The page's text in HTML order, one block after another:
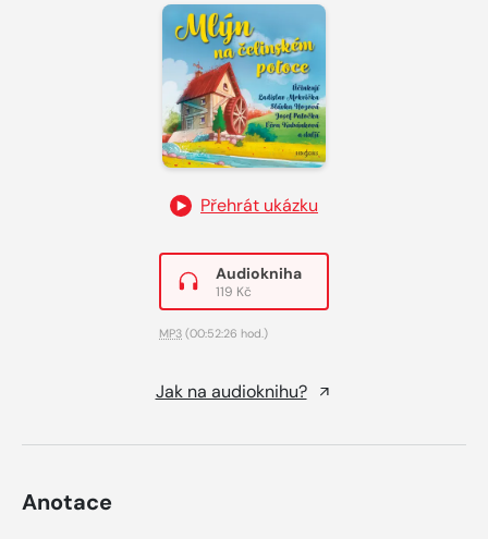
Přehrát ukázku
Audiokniha
119 Kč
MP3 (00:52:26 hod.)
Jak na audioknihu?
Anotace